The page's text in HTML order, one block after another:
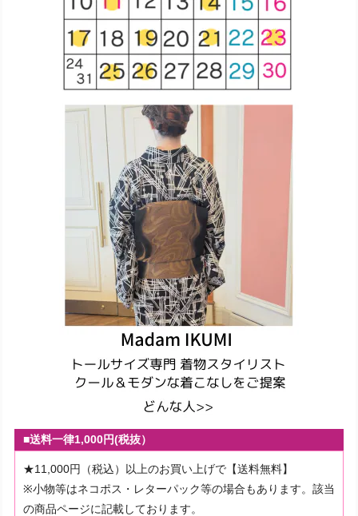
■送料一律1,000円(税抜）
★11,000円（税込）以上のお買い上げで【送料無料】
※小物等はネコポス・レターパック等の場合もあります。該当
の商品ページに記載しております。